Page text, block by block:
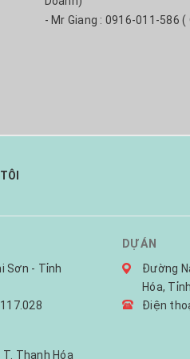
- Mr Giang : 0916-011-586 (
Sơn - Tỉnh
DỰ ÁN
Đường
Hóa,
Điện
T. Thanh Hóa